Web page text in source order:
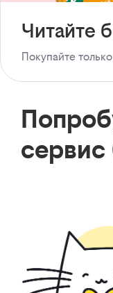
Читайте
Покупайте
сервис